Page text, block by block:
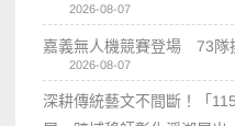
2026-08-07
嘉義無人機競賽登場 73隊
2026-08-07
深耕傳統藝文不間斷！「